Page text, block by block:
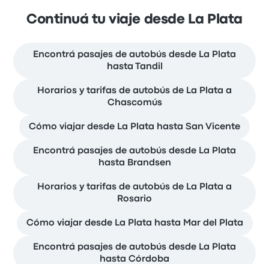
Continuá tu viaje desde La Plata
Encontrá pasajes de autobús desde La Plata
hasta Tandil
Horarios y tarifas de autobús de La Plata a
Chascomús
Cómo viajar desde La Plata hasta San Vicente
Encontrá pasajes de autobús desde La Plata
hasta Brandsen
Horarios y tarifas de autobús de La Plata a
Rosario
Cómo viajar desde La Plata hasta Mar del Plata
Encontrá pasajes de autobús desde La Plata
hasta Córdoba